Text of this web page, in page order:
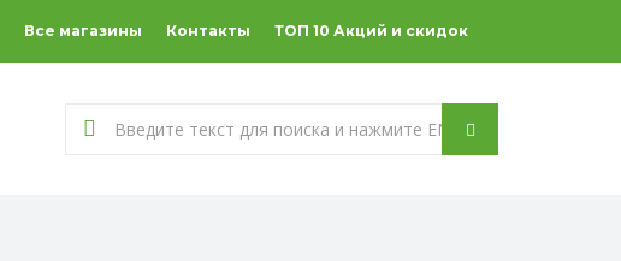
Все магазины Контакты ТОП 10 Акций и скидок